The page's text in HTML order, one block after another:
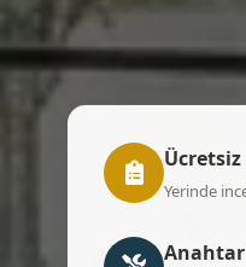
Yerinde
Anahtar